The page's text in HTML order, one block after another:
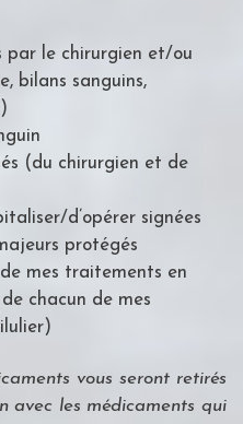
par le chirurgien et/ou
bilans sanguins,
(du chirurgien et de
d’opérer signées
protégés
de mes traitements en
chacun de mes
vous seront retirés
avec les médicaments qui